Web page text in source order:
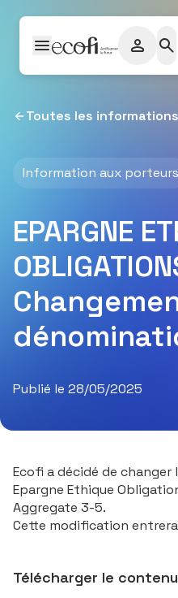
Toutes les
Information aux porteurs
EPARGNE
Publié le 28/05/2025
Ecofi a décidé de
Epargne Ethique
Aggregate 3-5.
Cette modification
Télécharger le contenu